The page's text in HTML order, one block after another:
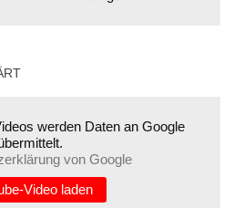
werden Daten an Google
von Google
Video laden